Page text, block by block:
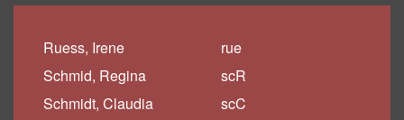
Ruess, Irene
rue
Schmid, Regina
scR
Schmidt, Claudia
scC